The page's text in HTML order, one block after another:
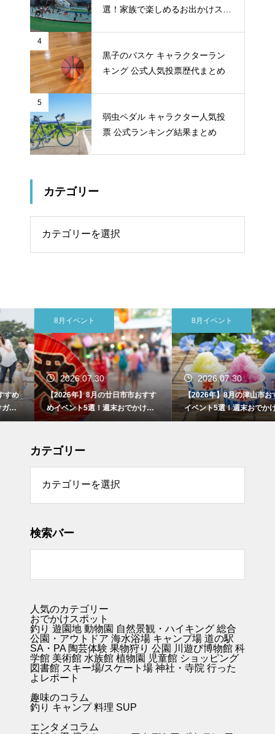
選！家族で楽しめるお出かけスポ
4
黒子のバスケ キャラクターラン
キング 公式人気投票歴代まとめ
5
弱虫ペダル キャラクター人気投
票 公式ランキング結果まとめ
カテゴリー
8月イベント
2026.07.30
【2026年】8月の廿日市市おすす
めイベント5選！週末おでかけガ
イド
8月イベント
2026.07.30
【2026年】8月の津山市おすすめ
イベント5選！週末おでかけガイ
ド
カテゴリー
検索バー
人気のカテゴリー
おでかけスポット
釣り 遊園地 動物園 自然景観・ハイキング 総合
公園・アウトドア 海水浴場 キャンプ場 道の駅
SA・PA 陶芸体験 果物狩り 公園 川遊び博物館 科
学館 美術館 水族館 植物園 児童館 ショッピング
図書館 スキー場/スケート場 神社・寺院 行った
よレポート
趣味のコラム
釣り キャンプ料理 SUP
エンタメコラム